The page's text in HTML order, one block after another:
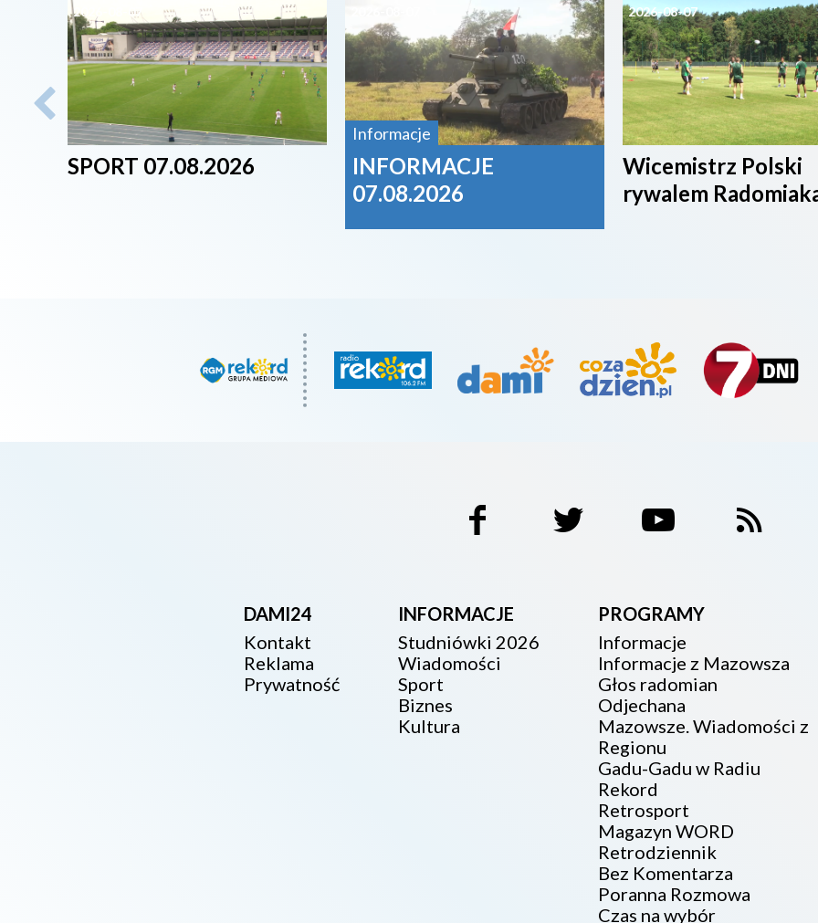
2026-08-07
SPORT 07.08.2026
Informacje
INFORMACJE
07.08.2026
2026-08-07
Wicemistrz Polski
rywalem
DAMI24
Kontakt
Reklama
Prywatność
INFORMACJE
Studniówki 2026
Wiadomości
Sport
Biznes
Kultura
PROGRAMY
Informacje
Informacje z Mazowsza
Głos radomian
Odjechana
Mazowsze. Wiadomości z
Regionu
Gadu-Gadu w Radiu
Rekord
Retrosport
Magazyn WORD
Retrodziennik
Bez Komentarza
Poranna Rozmowa
Czas na wybór